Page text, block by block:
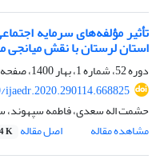
تأثیر مؤلفه‌های سرمایه
استان لرستان با نقش
دوره 52، شماره 1، بهار 1400، صفحه
ijaedr.2020.290114.668825
حشمت اله سعدی، فاطمه سپهوند،
مشاهده مقاله
اصل مقاله K